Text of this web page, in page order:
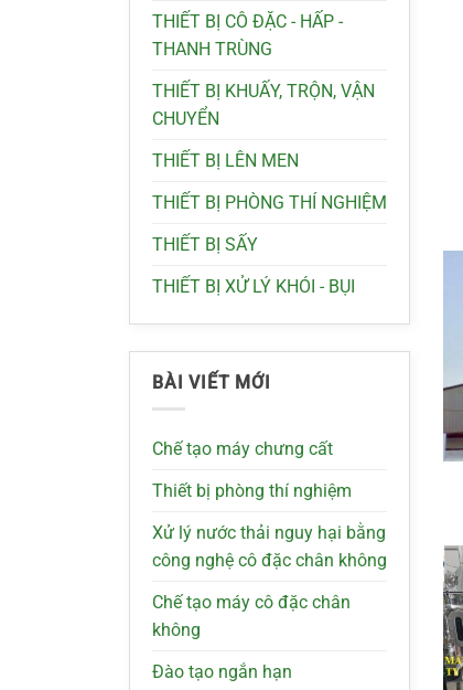
THIẾT BỊ CÔ ĐẶC - HẤP -
THANH TRÙNG
THIẾT BỊ KHUẤY, TRỘN, VẬN
CHUYỂN
THIẾT BỊ LÊN MEN
THIẾT BỊ PHÒNG THÍ NGHIỆM
THIẾT BỊ SẤY
THIẾT BỊ XỬ LÝ KHÓI - BỤI
BÀI VIẾT MỚI
Chế tạo máy chưng cất
Thiết bị phòng thí nghiệm
Xử lý nước thải nguy hại bằng
công nghệ cô đặc chân không
Chế tạo máy cô đặc chân
không
Đào tạo ngắn hạn